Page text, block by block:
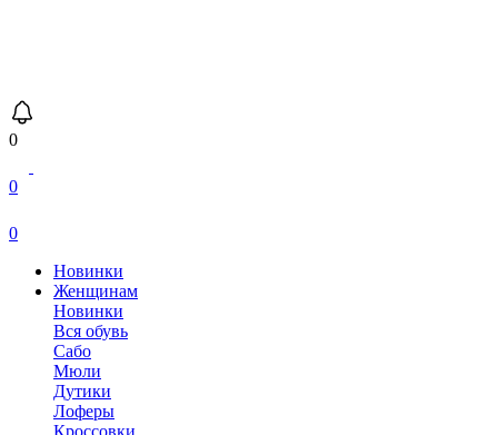
0
0
0
Новинки
Женщинам
Новинки
Вся обувь
Сабо
Мюли
Дутики
Лоферы
Кроссовки